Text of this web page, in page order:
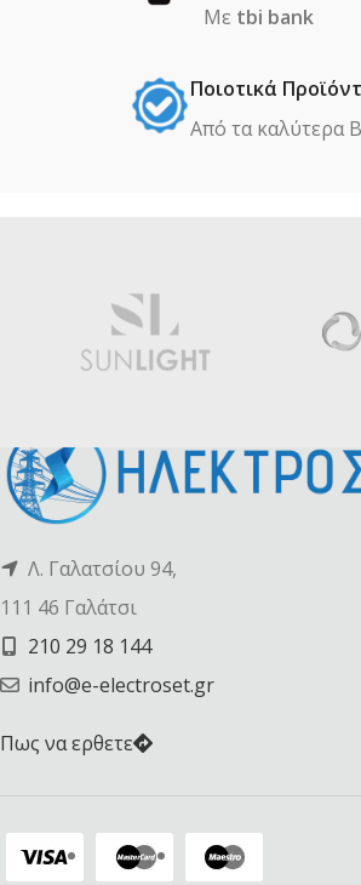
Με tbi bank
Ποιοτικά
Από τα καλύτερα
Λ. Γαλατσίου 94,
111 46 Γαλάτσι
210 29 18 144
info@e-electroset.gr
Πως να ερθετε